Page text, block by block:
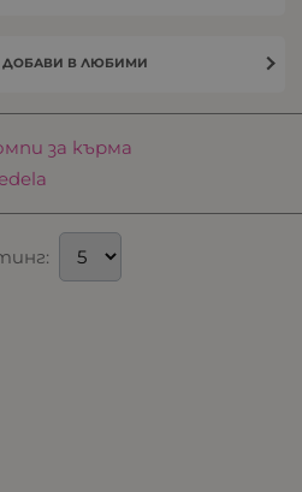
ДОБАВИ В ЛЮБИМИ
за кърма